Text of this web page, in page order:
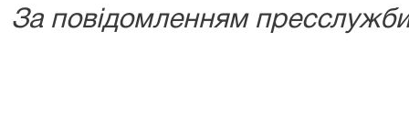
За повідомленням